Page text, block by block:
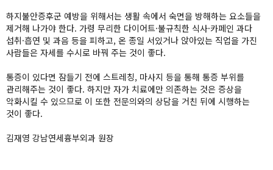
하지불안증후군 예방을 위해서는 생활 속에서 숙면을 방해하는 요소들을
제거해 나가야 한다. 가령 무리한 다이어트·불규칙한 식사·카페인 과다
섭취·흡연 및 과음 등을 피하고, 온 종일 서있거나 앉아있는 직업을 가진
사람들은 자세를 수시로 바꿔 주는 것이 좋다.
통증이 있다면 잠들기 전에 스트레칭, 마사지 등을 통해 통증 부위를
관리해주는 것이 좋다. 하지만 자가 치료에만 의존하는 것은 증상을
악화시킬 수 있으므로 이 또한 전문의와의 상담을 거친 뒤에 시행하는
것이 좋다.
김재영 강남연세흉부외과 원장